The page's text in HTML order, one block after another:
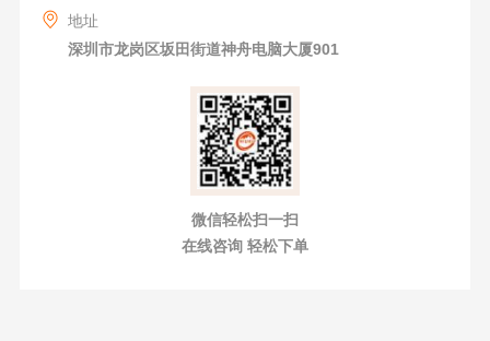
地址
深圳市龙岗区坂田街道神舟电脑大厦901
微信轻松扫一扫
在线咨询 轻松下单